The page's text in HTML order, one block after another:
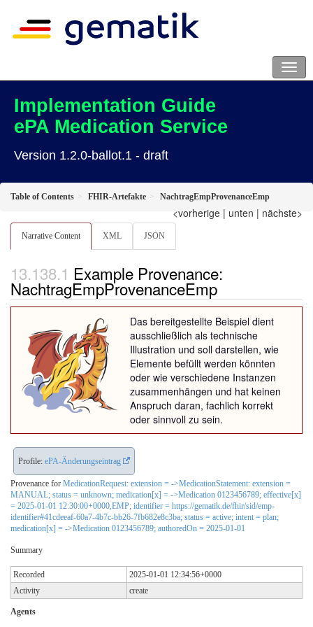
Implementation Guide
ePA Medication Service
Version 1.2.0-ballot.1 - draft
Table of Contents FHIR-Artefakte NachtragEmpProvenanceEmp
<vorherige | unten | nächste>
Narrative Content XML JSON
Example Provenance:
NachtragEmpProvenanceEmp
Das bereitgestellte Beispiel dient
ausschließlich als technische
Illustration und soll darstellen, wie
Elemente befüllt werden könnten
oder wie verschiedene Instanzen
zusammenhängen und hat keinen
Anspruch daran, fachlich korrekt
oder sinnvoll zu sein.
Profile: ePA-Änderungseintrag
Provenance for MedicationRequest: extension = ->MedicationStatement: extension =
MANUAL; status = unknown; medication[x] = ->Medication 0123456789; effective[x]
= 2025-01-01 12:30:00+0000,EMP; identifier = https://gematik.de/fhir/sid/emp-
identifier#41cdeeaf-60a7-4b7c-bb26-7fb682e8c3ba; status = active; intent = plan;
medication[x] = ->Medication 0123456789; authoredOn = 2025-01-01
Summary
Recorded
2025-01-01 12:34:56+0000
Activity
create
Agents